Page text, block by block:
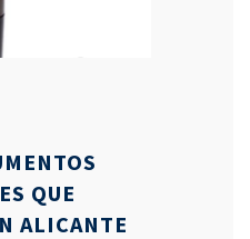
QUE
ALICANTE